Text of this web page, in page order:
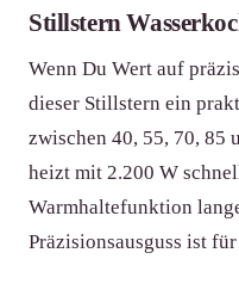
Stillstern
Wenn Du Wert auf
dieser Stillstern ein
zwischen 40, 55, 70, 85
heizt mit 2.200 W
Warmhaltefunktion
Präzisionsausguss ist